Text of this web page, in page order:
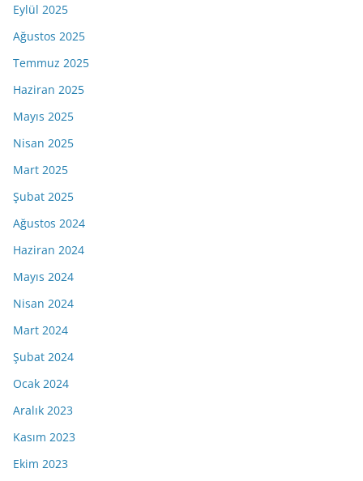
Eylül 2025
Ağustos 2025
Temmuz 2025
Haziran 2025
Mayıs 2025
Nisan 2025
Mart 2025
Şubat 2025
Ağustos 2024
Haziran 2024
Mayıs 2024
Nisan 2024
Mart 2024
Şubat 2024
Ocak 2024
Aralık 2023
Kasım 2023
Ekim 2023